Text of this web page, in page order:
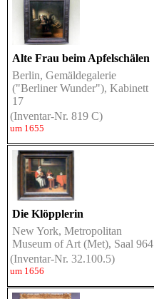
Alte Frau beim Apfelschälen
Berlin, Gemäldegalerie
("Berliner Wunder"), Kabinett
17
(Inventar-Nr. 819 C)
um 1655
Die Klöpplerin
New York, Metropolitan
Museum of Art (Met), Saal 964
(Inventar-Nr. 32.100.5)
um 1656